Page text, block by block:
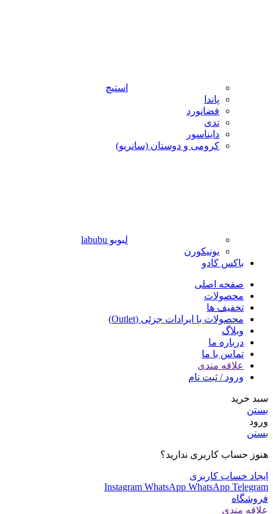
استیچ
پاندا
فضانورد
تدی
دایناسور
کرومی و دوستان (سانریو)
لبوبو labubu
یونیکورن
باکس کادو
صفحه اصلی
محصولات
تخفیف ها
محصولات با ایرادات جزئی (Outlet)
وبلاگ
درباره ما
تماس با ما
علاقه مندی
ورود / ثبت نام
سبد خرید
بستن
ورود
بستن
هنوز حساب کاربری ندارید؟
ایجاد حساب کاربری
Instagram WhatsApp WhatsApp Telegram
فروشگاه
علاقه مندی